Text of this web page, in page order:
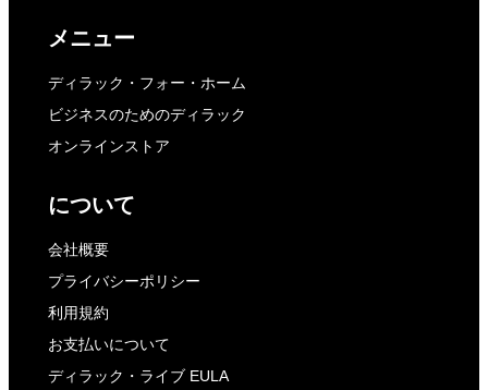
メニュー
ディラック・フォー・ホーム
ビジネスのためのディラック
オンラインストア
について
会社概要
プライバシーポリシー
利用規約
お支払いについて
ディラック・ライブ EULA